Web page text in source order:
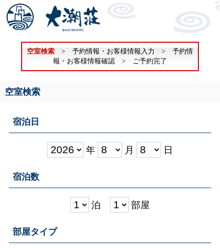
空室検索> 予約情報・お客様情報入力 > 予約情
報・お客様情報確認 > ご予約完了
空室検索
宿泊日
年 月 日
宿泊数
泊 部屋
部屋タイプ